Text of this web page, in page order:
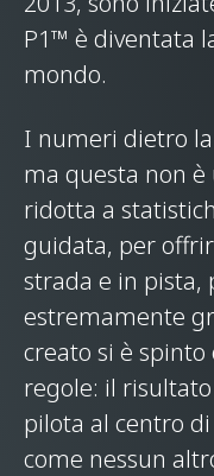
P1™ è diventata
mondo.
I numeri dietro
ma questa non è
ridotta a
guidata, per
strada e in pista,
estremamente
creato si è
regole: il
pilota al centro
come nessun